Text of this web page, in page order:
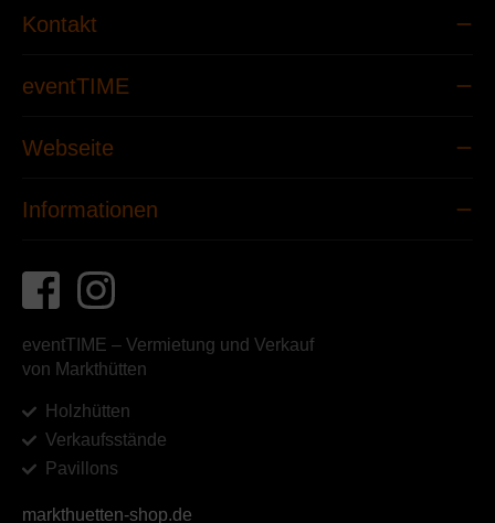
Kontakt
eventTIME
Webseite
Informationen
eventTIME – Vermietung und Verkauf
von Markthütten
Holzhütten
Verkaufsstände
Pavillons
markthuetten-shop.de